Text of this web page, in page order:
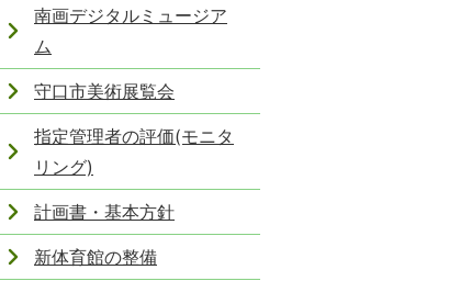
南画デジタルミュージア
ム
守口市美術展覧会
指定管理者の評価(モニタ
リング)
計画書・基本方針
新体育館の整備